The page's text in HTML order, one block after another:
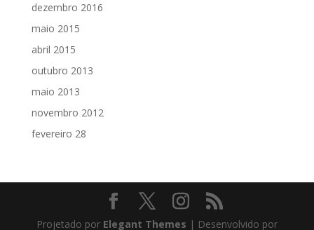
dezembro 2016
maio 2015
abril 2015
outubro 2013
maio 2013
novembro 2012
fevereiro 28
Projetado por Elegant Themes | Desenvolvido por